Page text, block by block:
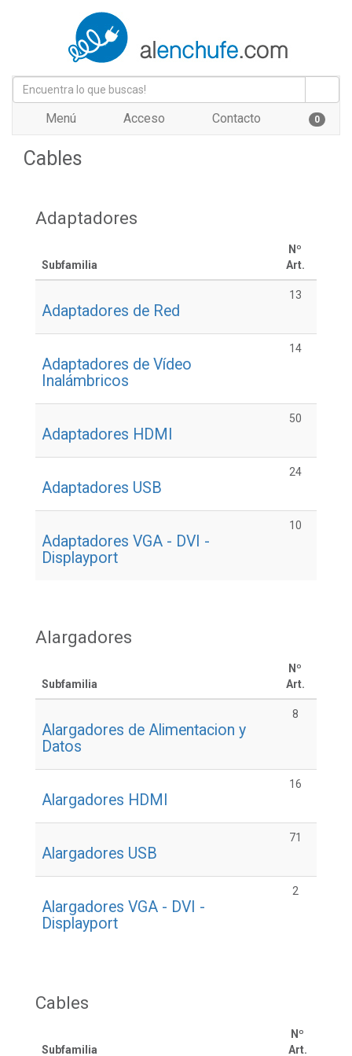
Menú Acceso Contacto 0
Cables
Adaptadores
Subfamilia
Nº
Art.
Adaptadores de Red
13
Adaptadores de Vídeo
Inalámbricos
14
Adaptadores HDMI
50
Adaptadores USB
24
Adaptadores VGA - DVI -
Displayport
10
Alargadores
Subfamilia
Nº
Art.
Alargadores de Alimentacion y
Datos
8
Alargadores HDMI
16
Alargadores USB
71
Alargadores VGA - DVI -
Displayport
2
Cables
Subfamilia
Nº
Art.